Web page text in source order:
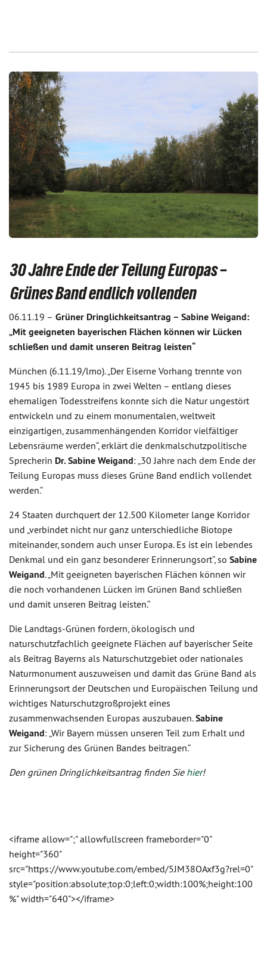
30 Jahre Ende der Teilung Europas –
Grünes Band endlich vollenden
06.11.19 – Grüner Dringlichkeitsantrag – Sabine Weigand:
„Mit geeigneten bayerischen Flächen können wir Lücken
schließen und damit unseren Beitrag leisten“
München (6.11.19/lmo). „Der Eiserne Vorhang trennte von
1945 bis 1989 Europa in zwei Welten – entlang dieses
ehemaligen Todesstreifens konnte sich die Natur ungestört
entwickeln und zu einem monumentalen, weltweit
einzigartigen, zusammenhängenden Korridor vielfältiger
Lebensräume werden“, erklärt die denkmalschutzpolitische
Sprecherin Dr. Sabine Weigand: „30 Jahre nach dem Ende der
Teilung Europas muss dieses Grüne Band endlich vollendet
werden.“
24 Staaten durchquert der 12.500 Kilometer lange Korridor
und „verbindet nicht nur ganz unterschiedliche Biotope
miteinander, sondern auch unser Europa. Es ist ein lebendes
Denkmal und ein ganz besonderer Erinnerungsort“, so Sabine
Weigand. „Mit geeigneten bayerischen Flächen können wir
die noch vorhandenen Lücken im Grünen Band schließen
und damit unseren Beitrag leisten.“
Die Landtags-Grünen fordern, ökologisch und
naturschutzfachlich geeignete Flächen auf bayerischer Seite
als Beitrag Bayerns als Naturschutzgebiet oder nationales
Naturmonument auszuweisen und damit das Grüne Band als
Erinnerungsort der Deutschen und Europäischen Teilung und
wichtiges Naturschutzgroßprojekt eines
zusammenwachsenden Europas auszubauen.Sabine
Weigand: „Wir Bayern müssen unseren Teil zum Erhalt und
zur Sicherung des Grünen Bandes beitragen.“
Den grünen Dringlichkeitsantrag finden Sie hier!
<iframe allow=";" allowfullscreen frameborder="0"
height="360"
src="https://www.youtube.com/embed/5JM38OAxf3g?rel=0"
style="position:absolute;top:0;left:0;width:100%;height:100
%" width="640"></iframe>